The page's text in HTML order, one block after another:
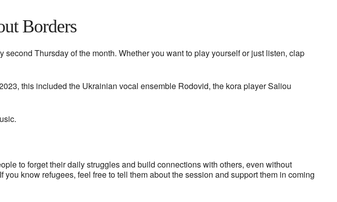
Borders
Thursday of the month. Whether you want to play yourself or just listen, clap
this included the Ukrainian vocal ensemble Rodovid, the kora player Saliou
to forget their daily struggles and build connections with others, even without
know refugees, feel free to tell them about the session and support them in coming